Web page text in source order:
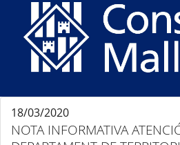
NOTA INFORMATIVA ATENCIÓ CIUTADANA
18/03/2020